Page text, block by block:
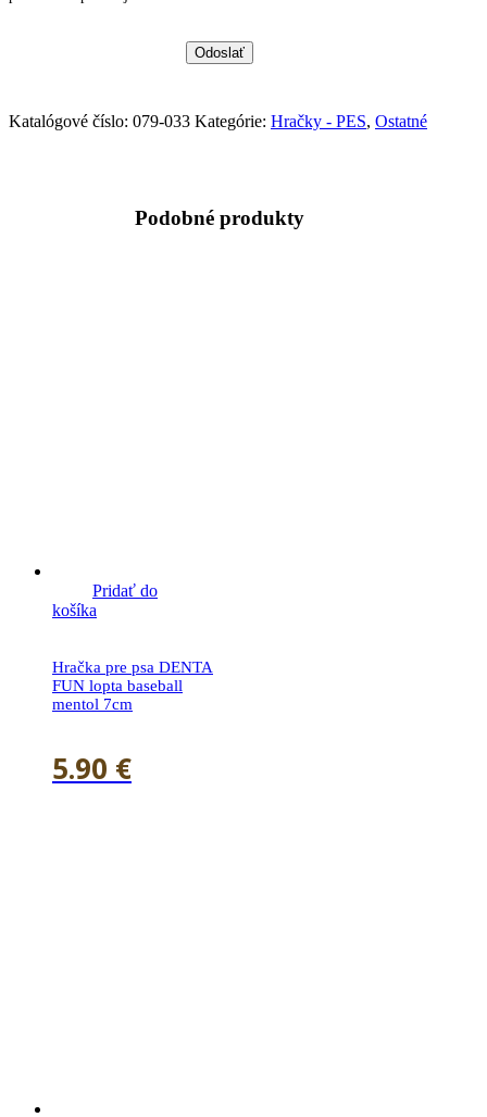
Katalógové číslo: 079-033 Kategórie: Hračky - PES, Ostatné
Podobné produkty
Pridať do
košíka
Hračka pre psa DENTA
FUN lopta baseball
mentol 7cm
5.90 €